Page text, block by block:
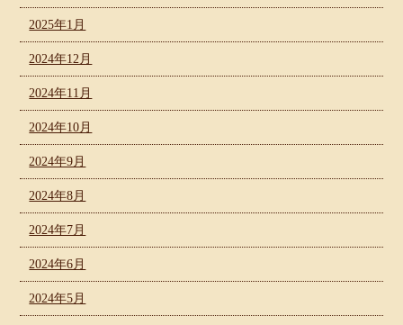
2025年1月
2024年12月
2024年11月
2024年10月
2024年9月
2024年8月
2024年7月
2024年6月
2024年5月